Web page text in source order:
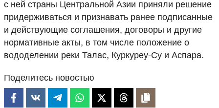
с ней страны Центральной Азии приняли решение
придерживаться и признавать ранее подписанные
и действующие соглашения, договоры и другие
нормативные акты, в том числе положение о
вододелении реки Талас, Куркуреу-Су и Аспара.
Поделитесь новостью